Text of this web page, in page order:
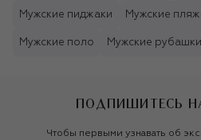
Мужские пиджаки Мужские
Мужские поло Мужские рубашки
ПОДПИШИТЕСЬ
Чтобы первыми узнавать об